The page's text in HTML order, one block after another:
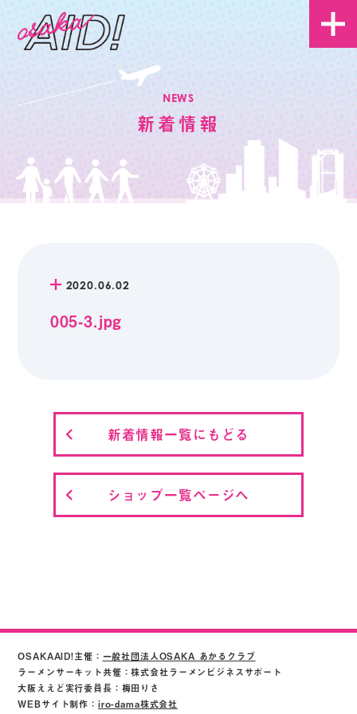
NEWS
新着情報
2020.06.02
005-3.jpg
新着情報一覧にもどる
ショップ一覧ページへ
OSAKAAID!主催： 一般社団法人OSAKA あかるクラブ
ラーメンサーキット共催：株式会社ラーメンビジネスサポート
大阪ええど実行委員長：梅田りさ
WEBサイト制作： iro-dama株式会社